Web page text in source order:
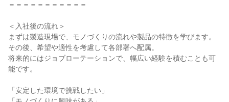
＝＝＝＝＝＝＝＝＝＝＝
＜入社後の流れ＞
まずは製造現場で、モノづくりの流れや製品の特徴を学びます。
その後、希望や適性を考慮して各部署へ配属。
将来的にはジョブローテーションで、幅広い経験を積むことも可
能です。
「安定した環境で挑戦したい」